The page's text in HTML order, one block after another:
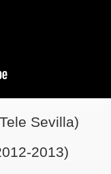
Sevilla)
2013)